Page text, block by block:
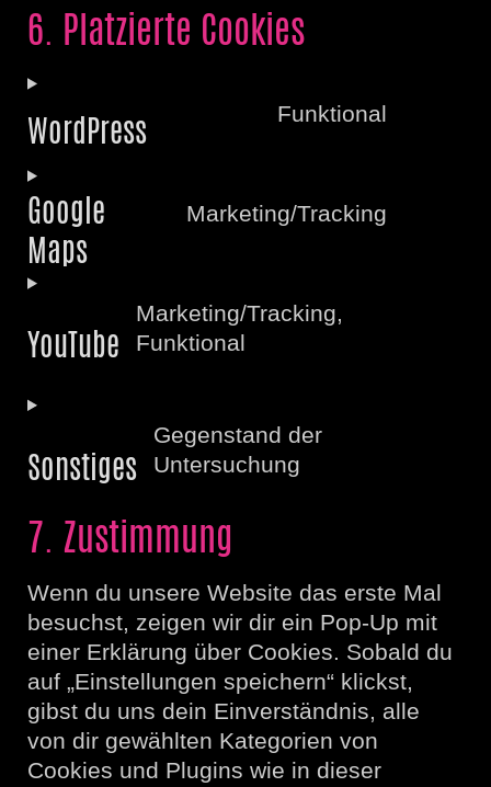
6. Platzierte Cookies
WordPress Funktional
Google
Maps
Marketing/Tracking
YouTube
Marketing/Tracking,
Funktional
Sonstiges
Gegenstand der
Untersuchung
7. Zustimmung
Wenn du unsere Website das erste Mal
besuchst, zeigen wir dir ein Pop-Up mit
einer Erklärung über Cookies. Sobald du
auf „Einstellungen speichern“ klickst,
gibst du uns dein Einverständnis, alle
von dir gewählten Kategorien von
Cookies und Plugins wie in dieser